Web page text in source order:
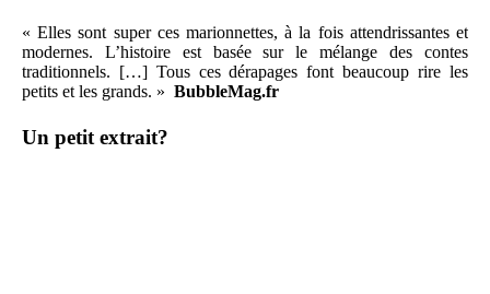
« Elles sont super ces marionnettes, à la fois attendrissantes et
modernes. L’histoire est basée sur le mélange des contes
traditionnels. […] Tous ces dérapages font beaucoup rire les
petits et les grands. » BubbleMag.fr
Un petit extrait?